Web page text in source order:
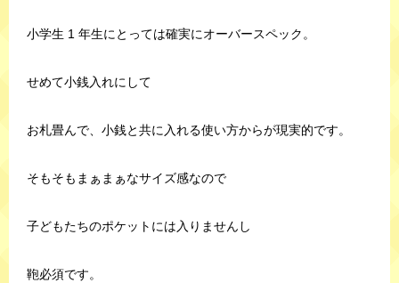
小学生 1 年生にとっては確実にオーバースペック。
せめて小銭入れにして
お札畳んで、小銭と共に入れる使い方からが現実的です。
そもそもまぁまぁなサイズ感なので
子どもたちのポケットには入りませんし
鞄必須です。